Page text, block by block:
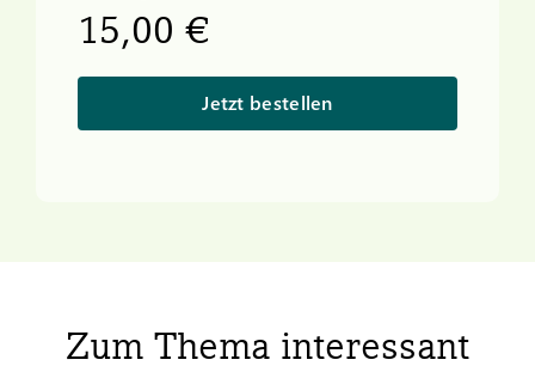
15,00 €
Jetzt bestellen
Zum Thema interessant